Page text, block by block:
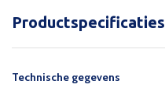
Productspecificaties
Technische gegevens